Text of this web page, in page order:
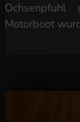
Ochsenpfuhl
Motorboot